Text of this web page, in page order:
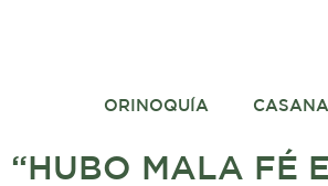
ORINOQUÍA
“HUBO MALA FÉ